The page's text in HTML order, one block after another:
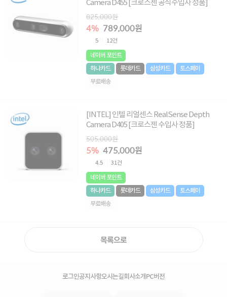
Camera D455 [크로스젠 공식수입사 정품]
825,000원
4% 789,000원
5 12건
네이버 포인트
하나카드
롯데카드 삼성카드
토스페이
무료배송
[INTEL] 인텔 리얼센스 RealSense Depth
Camera D405 [크로스젠 수입사 정품]
505,000원
5% 475,000원
4.5 31건
네이버 포인트
하나카드
롯데카드 삼성카드
토스페이
무료배송
목록으로
로그인공지사항오시는길회사소개PC버전